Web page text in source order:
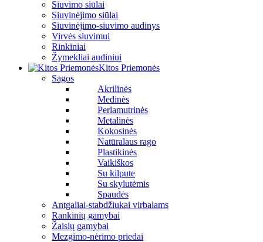
Siuvimo siūlai
Siuvinėjimo siūlai
Siuvinėjimo-siuvimo audinys
Virvės siuvimui
Rinkiniai
Žymekliai audiniui
Kitos Priemonės
Sagos
Akrilinės
Medinės
Perlamutrinės
Metalinės
Kokosinės
Natūralaus rago
Plastikinės
Vaikiškos
Su kilpute
Su skylutėmis
Spaudės
Antgaliai-stabdžiukai virbalams
Rankinių gamybai
Žaislų gamybai
Mezgimo-nėrimo priedai